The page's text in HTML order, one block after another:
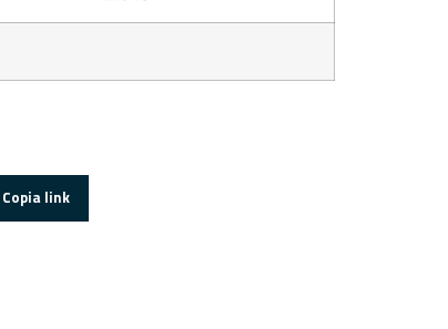
Copia link